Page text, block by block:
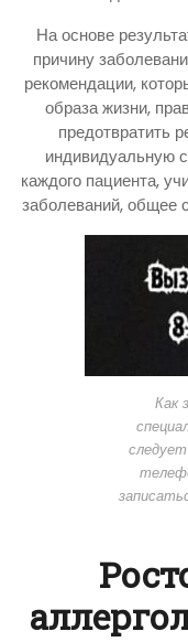
На основе
причину
рекомендации,
образа жизни,
предотвратить
индивидуальную
каждого пациента,
заболеваний, общее
Как